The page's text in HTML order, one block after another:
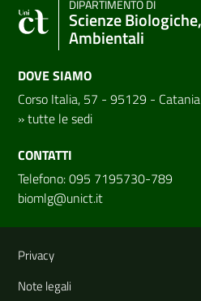
DIPARTIMENTO DI
Scienze
Ambientali
DOVE SIAMO
Corso Italia, 57 - 95129 - Catania
»tutte le sedi
CONTATTI
Telefono: 095 7195730-789
biomlg@unict.it
Link e informazioni
Privacy
Note legali